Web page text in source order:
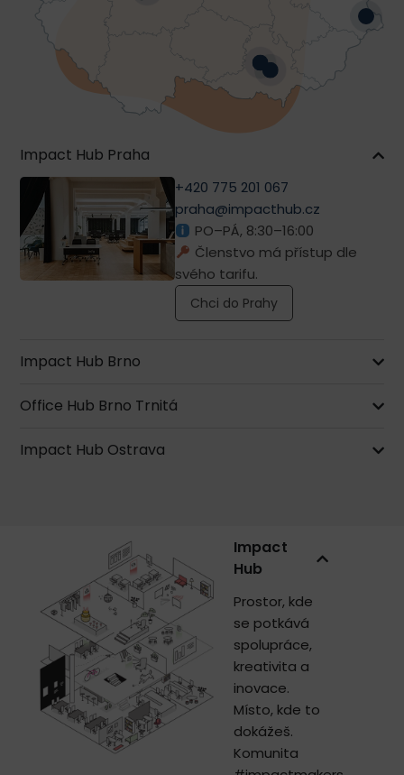
Impact Hub Praha
+420 775 201 067
praha@impacthub.cz
PO–PÁ, 8:30–16:00
Členstvo má přístup dle
svého tarifu.
Chci do Prahy
Impact Hub Brno
Office Hub Brno Trnitá
Impact Hub Ostrava
Impact
Hub
Prostor, kde
se potkává
spolupráce,
kreativita a
inovace.
Místo, kde to
dokážeš.
Komunita